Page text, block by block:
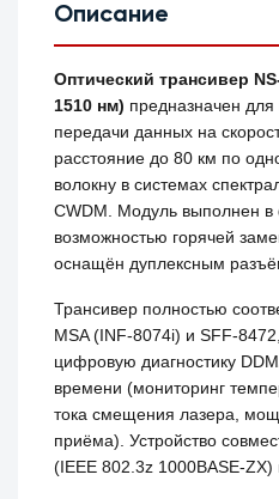
Описание
Оптический трансивер
1510 нм) предназначен для
передачи данных на
расстояние до 80 км по
волокну в системах
CWDM. Модуль выполнен
возможностью горячей
оснащён дуплексным
Трансивер полностью
MSA (INF‑8074i) и
цифровую диагностику
времени (мониторинг
тока смещения лазера,
приёма). Устройство
(IEEE 802.3z